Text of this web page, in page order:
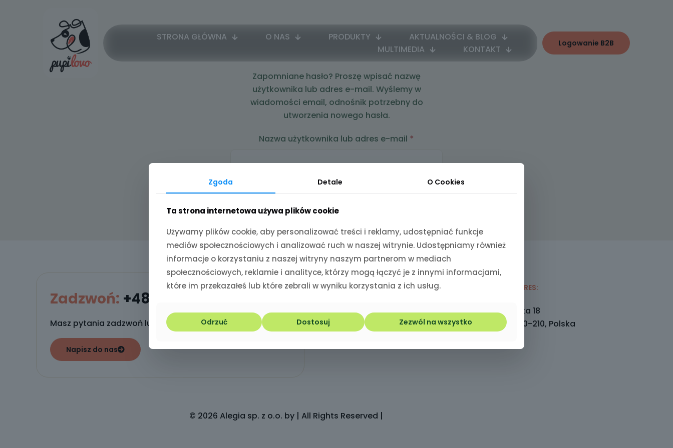
STRONA GŁÓWNA O NAS PRODUKTY
AKTUALNOŚCI & BLOG
MULTIMEDIA
KONTAKT
Logowanie B2B
Zapomniane hasło? Proszę wpisać nazwę
użytkownika lub adres e-mail. Wyślemy w
wiadomości email, odnośnik potrzebny do
utworzenia nowego hasła.
Nazwa użytkownika lub adres e-mail *
Zadzwoń: +48 573 073 615
Masz pytania zadzwoń lub napisz do nas!
Napisz do nas
GODZINY PRACY:
PON-PT: 8:00 – 15:50
SOB-ND: Zamknięte
NASZ ADRES:
Tokarska 18
Lublin 20-210, Polska
© 2026 Alegia sp. z o.o. by | All Rights Reserved |
Zgoda Detale O Cookies
Ta strona internetowa używa plików cookie
Używamy plików cookie, aby personalizować treści i reklamy, udostępniać funkcje
mediów społecznościowych i analizować ruch w naszej witrynie. Udostępniamy również
informacje o korzystaniu z naszej witryny naszym partnerom w mediach
społecznościowych, reklamie i analityce, którzy mogą łączyć je z innymi informacjami,
które im przekazałeś lub które zebrali w wyniku korzystania z ich usług.
Odrzuć Dostosuj Zezwól na wszystko